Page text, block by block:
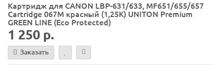
Картридж для CANON LBP-631/633, MF651/655/657
Cartridge 067M красный (1,25K) UNITON Premium
GREEN LINE (Eco Protected)
1 250 р.
Заказать